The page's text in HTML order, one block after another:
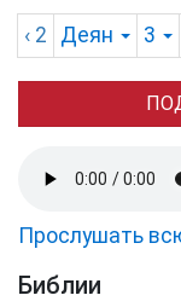
‹ 2 Деян 3
Прослушать
Библии